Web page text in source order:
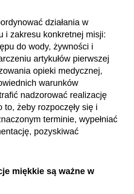
działania w
i zakresu konkretnej misji:
do wody, żywności i
artykułów pierwszej
opieki medycznej,
warunków
nadzorować realizację
to, żeby rozpoczęły się i
terminie, wypełniać
pozyskiwać
miękkie są ważne w